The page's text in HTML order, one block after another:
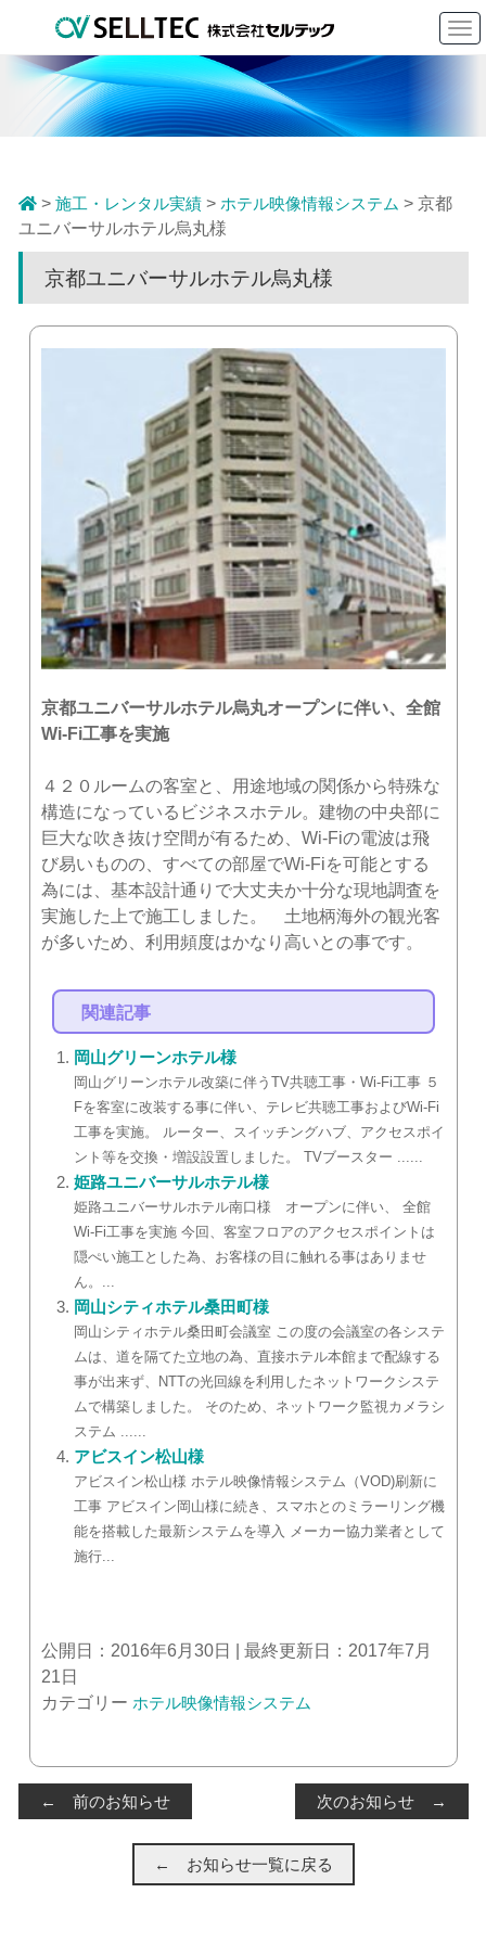
> 施工・レンタル実績 > ホテル映像情報システム > 京都
ユニバーサルホテル烏丸様
京都ユニバーサルホテル烏丸様
京都ユニバーサルホテル烏丸オープンに伴い、全館
Wi-Fi工事を実施
４２０ルームの客室と、用途地域の関係から特殊な
構造になっているビジネスホテル。建物の中央部に
巨大な吹き抜け空間が有るため、Wi-Fiの電波は飛
び易いものの、すべての部屋でWi-Fiを可能とする
為には、基本設計通りで大丈夫か十分な現地調査を
実施した上で施工しました。 土地柄海外の観光客
が多いため、利用頻度はかなり高いとの事です。
関連記事
岡山グリーンホテル様
岡山グリーンホテル改築に伴うTV共聴工事・Wi-Fi工事 ５
Fを客室に改装する事に伴い、テレビ共聴工事およびWi-Fi
工事を実施。 ルーター、スイッチングハブ、アクセスポイ
ント等を交換・増設設置しました。 TVブースター ......
姫路ユニバーサルホテル様
姫路ユニバーサルホテル南口様 オープンに伴い、 全館
Wi-Fi工事を実施 今回、客室フロアのアクセスポイントは
隠ぺい施工とした為、お客様の目に触れる事はありませ
ん。...
岡山シティホテル桑田町様
岡山シティホテル桑田町会議室 この度の会議室の各システ
ムは、道を隔てた立地の為、直接ホテル本館まで配線する
事が出来ず、NTTの光回線を利用したネットワークシステ
ムで構築しました。 そのため、ネットワーク監視カメラシ
ステム ......
アビスイン松山様
アビスイン松山様 ホテル映像情報システム（VOD)刷新に
工事 アビスイン岡山様に続き、スマホとのミラーリング機
能を搭載した最新システムを導入 メーカー協力業者として
施行...
公開日：2016年6月30日 | 最終更新日：2017年7月
21日
カテゴリー ホテル映像情報システム
← 前のお知らせ 次のお知らせ →
← お知らせ一覧に戻る